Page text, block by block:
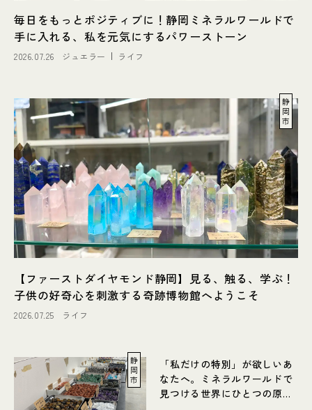
毎日をもっとポジティブに！静岡ミネラルワールドで
手に入れる、私を元気にするパワーストーン
2026.07.26 ジュエラー ライフ
静
岡
市
【ファーストダイヤモンド静岡】見る、触る、学ぶ！
子供の好奇心を刺激する奇跡博物館へようこそ
2026.07.25 ライフ
静
岡
市
「私だけの特別」が欲しいあ
なたへ。ミネラルワールドで
見つける世界にひとつの原